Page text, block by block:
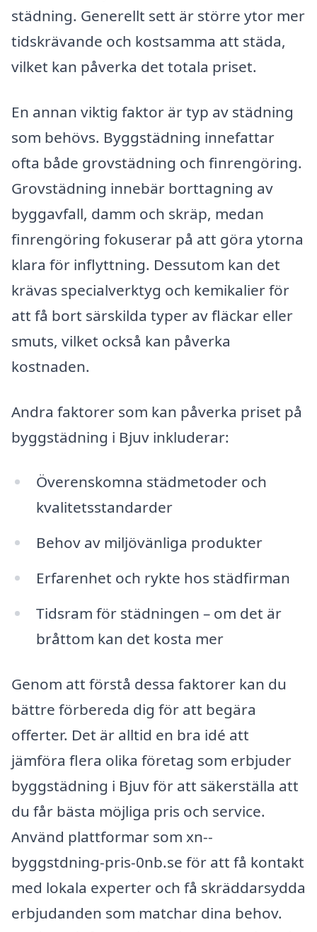
städning. Generellt sett är större ytor mer
tidskrävande och kostsamma att städa,
vilket kan påverka det totala priset.
En annan viktig faktor är typ av städning
som behövs. Byggstädning innefattar
ofta både grovstädning och finrengöring.
Grovstädning innebär borttagning av
byggavfall, damm och skräp, medan
finrengöring fokuserar på att göra ytorna
klara för inflyttning. Dessutom kan det
krävas specialverktyg och kemikalier för
att få bort särskilda typer av fläckar eller
smuts, vilket också kan påverka
kostnaden.
Andra faktorer som kan påverka priset på
byggstädning i Bjuv inkluderar:
Överenskomna städmetoder och
kvalitetsstandarder
Behov av miljövänliga produkter
Erfarenhet och rykte hos städfirman
Tidsram för städningen – om det är
bråttom kan det kosta mer
Genom att förstå dessa faktorer kan du
bättre förbereda dig för att begära
offerter. Det är alltid en bra idé att
jämföra flera olika företag som erbjuder
byggstädning i Bjuv för att säkerställa att
du får bästa möjliga pris och service.
Använd plattformar som xn--
byggstdning-pris-0nb.se för att få kontakt
med lokala experter och få skräddarsydda
erbjudanden som matchar dina behov.